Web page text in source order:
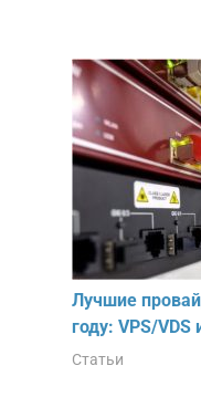
Лучшие
году: VPS/
Статьи